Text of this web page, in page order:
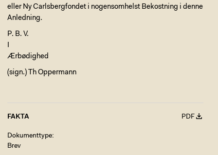
eller Ny Carlsbergfondet i nogensomhelst Bekostning i denne
Anledning.
P. B. V.
I
Ærbødighed
(sign.) Th Oppermann
FAKTA PDF
Dokumenttype
Brev